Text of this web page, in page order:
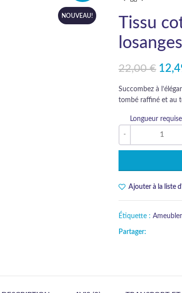
NOUVEAU!
Tissu
22,00€
Le prix initial était :
Le prix actuel est :
Succombez à
tombé raffiné et au
Longueur
Ajouter à la liste
Étiquette :
Partager: